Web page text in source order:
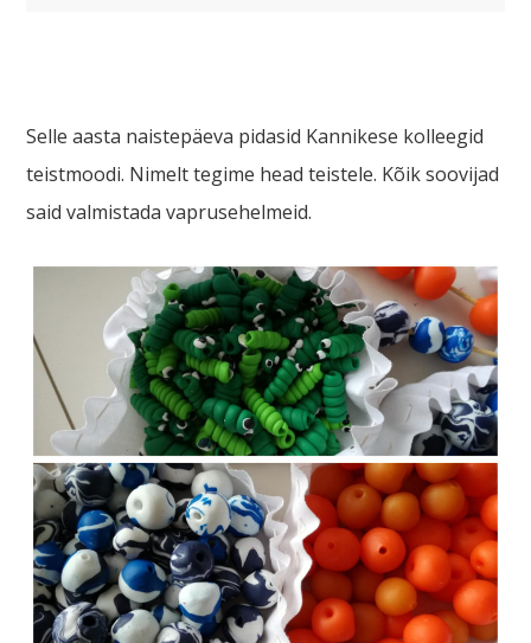
Selle aasta naistepäeva pidasid Kannikese kolleegid
teistmoodi. Nimelt tegime head teistele. Kõik soovijad
said valmistada vaprusehelmeid.